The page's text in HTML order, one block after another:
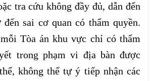
tra cứu không đầy đủ, dẫn đến
sai cơ quan có thẩm quyền.
Tòa án khu vực chỉ có thẩm
trong phạm vi địa bàn được
không thể tự ý tiếp nhận các